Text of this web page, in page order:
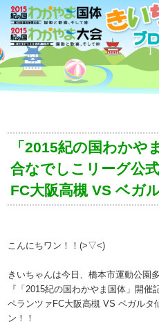
「2015紀の国わかや
合なでしこリーグ公
FC大阪高槻 VS ベガ
こんにちワン！！(>▽<)
きいちゃんは今日、橋本市運動公園
『「2015紀の国わかやま国体」開
ペランツァFC大阪高槻 VS ベガルタ
ン！！